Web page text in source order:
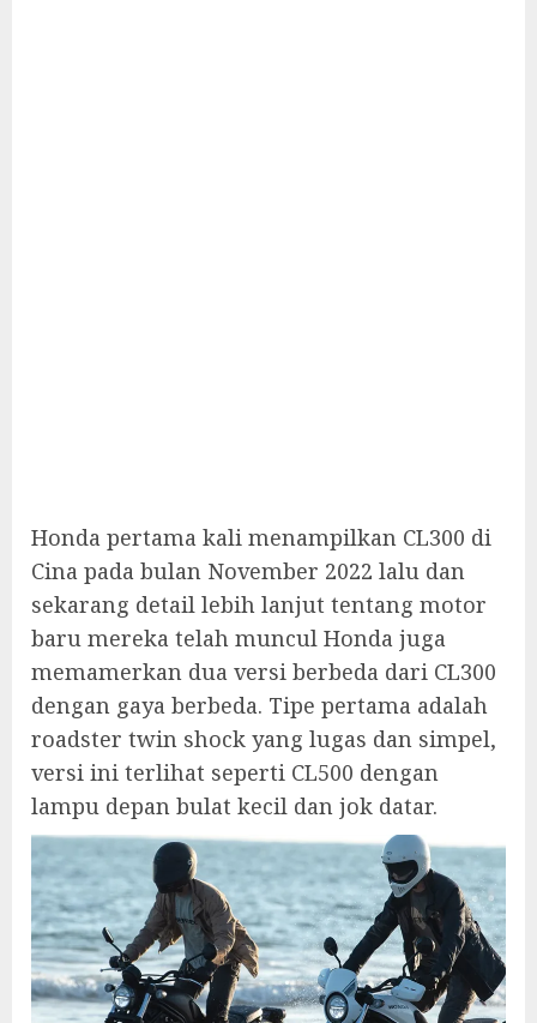
Honda pertama kali menampilkan CL300 di
Cina pada bulan November 2022 lalu dan
sekarang detail lebih lanjut tentang motor
baru mereka telah muncul Honda juga
memamerkan dua versi berbeda dari CL300
dengan gaya berbeda. Tipe pertama adalah
roadster twin shock yang lugas dan simpel,
versi ini terlihat seperti CL500 dengan
lampu depan bulat kecil dan jok datar.